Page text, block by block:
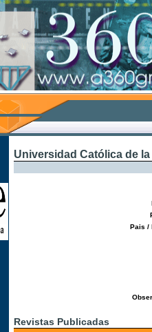
Universidad Católica de
Pais /
Revistas Publicadas